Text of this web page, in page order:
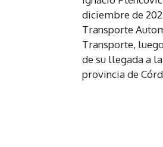
diciembre de
Transporte
Transporte,
de su llegada a
provincia de